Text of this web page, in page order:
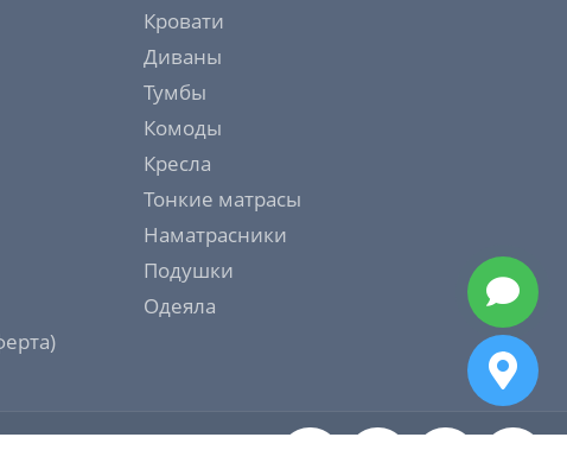
Кровати
Диваны
Тумбы
Комоды
Кресла
Тонкие матрасы
Наматрасники
Подушки
Одеяла